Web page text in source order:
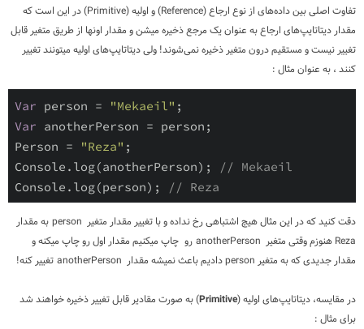
تفاوت اصلی بین داده‌های از نوع ارجاع (Reference) و اولیه (Primitive) در این است که
مقدار دیتاتایپ‌های ارجاع به عنوان یک مرجع ذخیره میشن و مقدار اونها از طریق متغیر قابل
تغییر نیست و مستقیم درون متغیر ذخیره نمی‌شوند! ولی دیتاتایپ‌های اولیه میتونند تغییر
کنند ، به عنوان مثال :
Var person = "Mekaeil"
Var anotherPerson = person;
Person =
"Reza" ;
Console.log(anotherPerson);
// Mekaeil
Console.log(person);
// Reza
دقت کنید که در این مثال هیچ اشتباهی رخ نداده و با تغییر مقدار متغیر person به مقدار
Reza هنوزم وقتی متغیر anotherPerson رو چاپ میکنیم مقدار اول رو چاپ میکنه و
مقدار جدیدی که به متغیر personدادیم باعث نمیشه مقدار anotherPerson تغییر کنه!
در مقایسه، دیتاتایپ‌های اولیه (Primitive) به صورت مقادیر قابل تغییر ذخیره خواهند شد
برای مثال :